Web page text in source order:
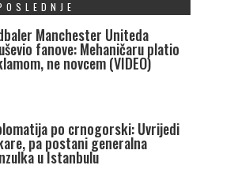
Manchester Uniteda
fanove: Mehaničaru platio
ne novcem (VIDEO)
po crnogorski: Uvrijedi
pa postani generalna
u Istanbulu